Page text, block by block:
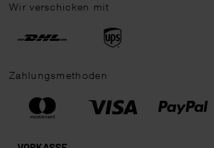
Wir verschicken mit
Zahlungsmethoden